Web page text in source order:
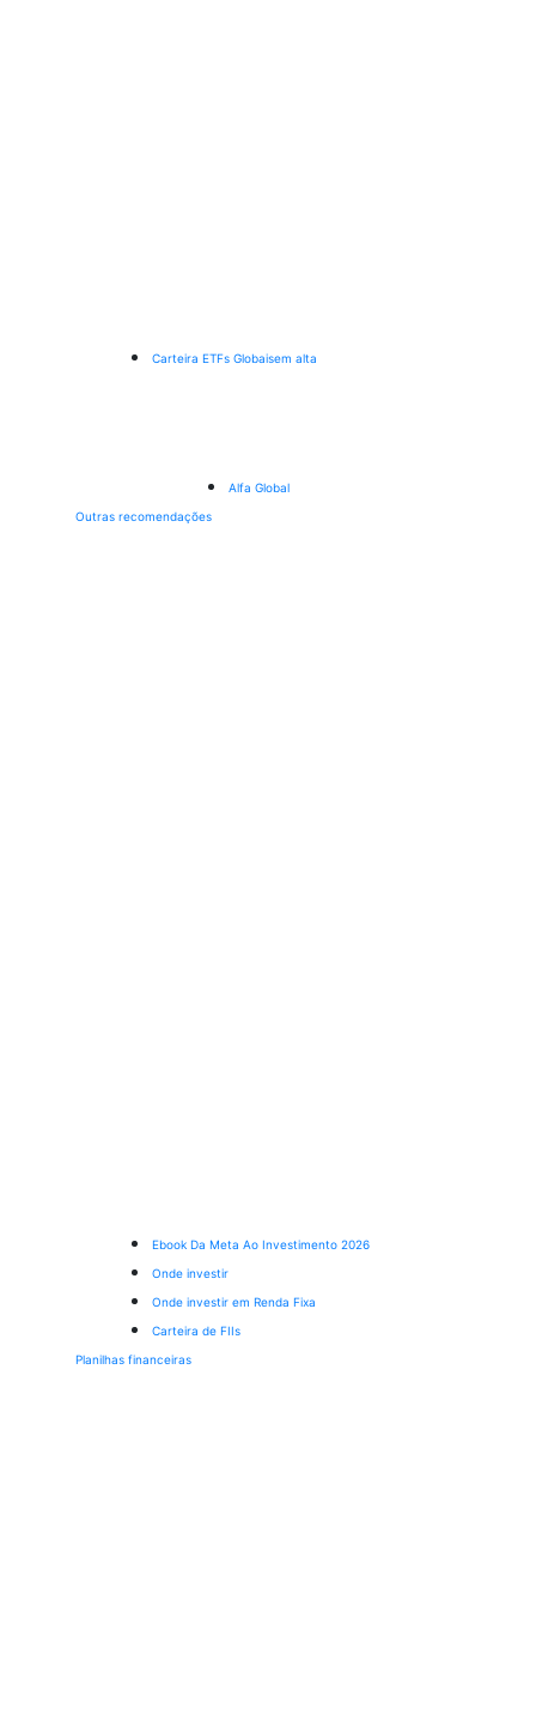
Carteira ETFs Globaisem alta
Alfa Global
Outras recomendações
Ebook Da Meta Ao Investimento 2026
Onde investir
Onde investir em Renda Fixa
Carteira de FIIs
Planilhas financeiras